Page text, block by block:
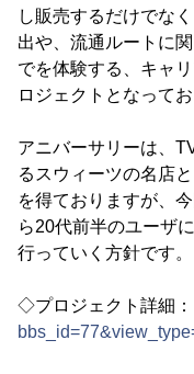
し販売するだけでな
出や、流通ルートに
でを体験する、キャ
ロジェクトとなってお
アニバーサリーは、
るスウィーツの名店
を得ておりますが、
ら20代前半のユーザ
行っていく方針です。
◇プロジェクト詳細：